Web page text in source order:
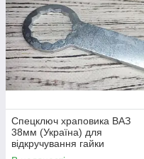
Спецключ храповика ВАЗ
38мм (Україна) для
відкручування гайки
колінвалу 2101-07